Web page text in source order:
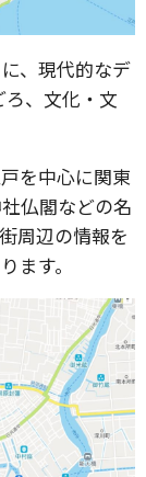
、現代的なデ
、文化・文
を中心に関東
仏閣などの名
周辺の情報を
ます。